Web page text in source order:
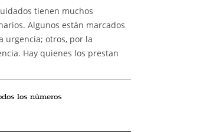
tienen muchos
Algunos están marcados
urgencia; otros, por la
Hay quienes los prestan
los números